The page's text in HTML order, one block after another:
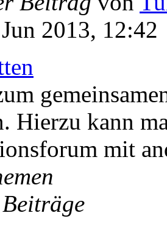
2013, 12:42
Hierzu kann
mit
Beiträge